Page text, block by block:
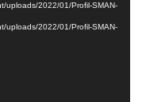
uploads/2022/01/Profil-SMAN-
uploads/2022/01/Profil-SMAN-